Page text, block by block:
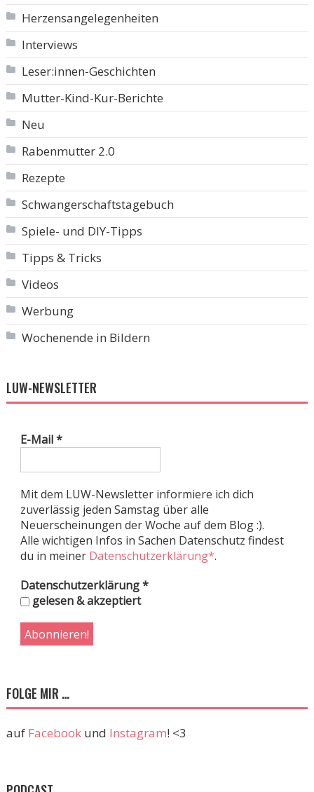
Herzensangelegenheiten
Interviews
Leser:innen-Geschichten
Mutter-Kind-Kur-Berichte
Neu
Rabenmutter 2.0
Rezepte
Schwangerschaftstagebuch
Spiele- und DIY-Tipps
Tipps & Tricks
Videos
Werbung
Wochenende in Bildern
LUW-NEWSLETTER
E-Mail*
Mit dem LUW-Newsletter informiere ich dich
zuverlässig jeden Samstag über alle
Neuerscheinungen der Woche auf dem Blog :).
Alle wichtigen Infos in Sachen Datenschutz findest
du in meiner Datenschutzerklärung*.
Datenschutzerklärung*
gelesen & akzeptiert
FOLGE MIR …
auf Facebookund Instagram! <3